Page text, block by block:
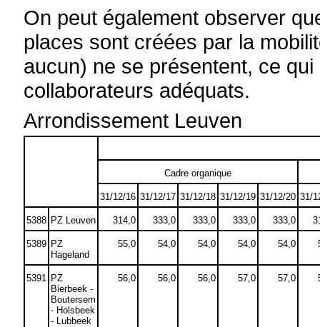
On peut également observer
places sont créées par la
aucun) ne se présentent, ce
collaborateurs adéquats.
Arrondissement Leuven
Cadre organique
31/12/16 31/12/17 31/12/18 31/12/19 31/12/20 31/
5388 PZ Leuven 314,0 333,0 333,0 333,0 333,0
5389 PZ
Hageland
55,0 54,0 54,0 54,0 54,0
5391 PZ
Bierbeek -
Boutersem
- Holsbeek
- Lubbeek
56,0 56,0 56,0 57,0 57,0